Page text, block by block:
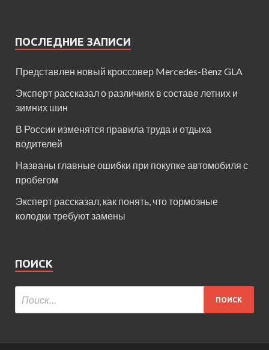
ПОСЛЕДНИЕ ЗАПИСИ
Представлен новый кроссовер Mercedes-Benz GLA
Эксперт рассказал о различиях в составе летних и
зимних шин
В России изменятся правила труда и отдыха
водителей
Названы главные ошибки при покупке автомобиля с
пробегом
Эксперт рассказал, как понять, что тормозные
колодки требуют замены
ПОИСК